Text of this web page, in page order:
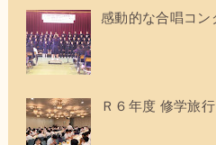
感動的な合唱コン
Ｒ６年度 修学旅